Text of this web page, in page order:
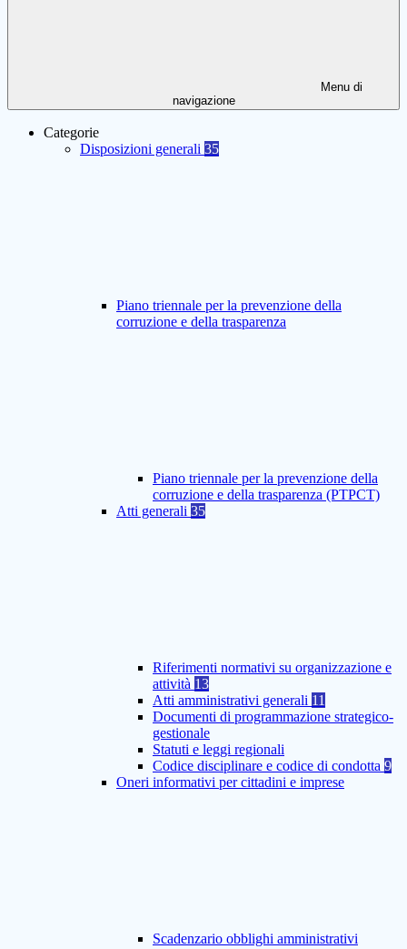
Menu di
navigazione
Categorie
Disposizioni generali 35
Piano triennale per la prevenzione della
corruzione e della trasparenza
Piano triennale per la prevenzione della
corruzione e della trasparenza (PTPCT)
Atti generali 35
Riferimenti normativi su organizzazione e
attività 13
Atti amministrativi generali 11
Documenti di programmazione strategico-
gestionale
Statuti e leggi regionali
Codice disciplinare e codice di condotta 9
Oneri informativi per cittadini e imprese
Scadenzario obblighi amministrativi